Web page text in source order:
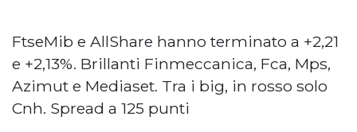
FtseMib e AllShare hanno terminato a +2,21
e +2,13%. Brillanti Finmeccanica, Fca, Mps,
Azimut e Mediaset. Tra i big, in rosso solo
Cnh. Spread a 125 punti